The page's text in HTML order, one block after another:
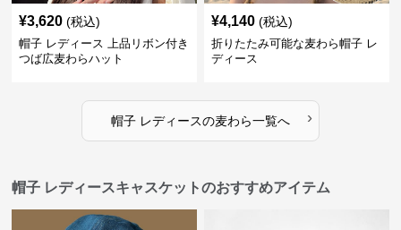
¥3,620 (税込)
帽子 レディース 上品リボン付き
つば広麦わらハット
¥4,140 (税込)
折りたたみ可能な麦わら帽子 レ
ディース
帽子 レディースの麦わら一覧へ ›
帽子 レディースキャスケットのおすすめアイテム